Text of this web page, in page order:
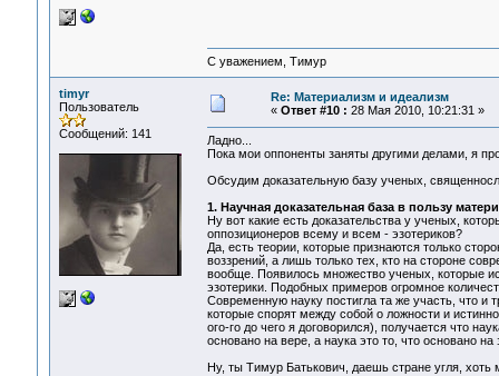
С уважением, Тимур
timyr
Пользователь
Сообщений: 141
Re: Материализм и идеализм
« Ответ #10 : 28 Мая 2010, 10:21:31 »
Ладно...
Пока мои оппоненты заняты другими делами, я
Обсудим доказательную базу ученых,
1. Научная доказательная база в пользу
Ну вот какие есть доказательства у ученых,
оппозиционеров всему и всем - эзотериков?
Да, есть теории, которые признаются только
воззрений, а лишь только тех, кто на стороне
вообще. Появилось множество ученых, которые
эзотерики. Подобных примеров огромное
Современную науку постигла та же участь, что и
которые спорят между собой о ложности и
ого-го до чего я договорился), получается что
основано на вере, а наука это то, что основано на
Ну, ты Тимур Батькович, даешь стране угля, хоть